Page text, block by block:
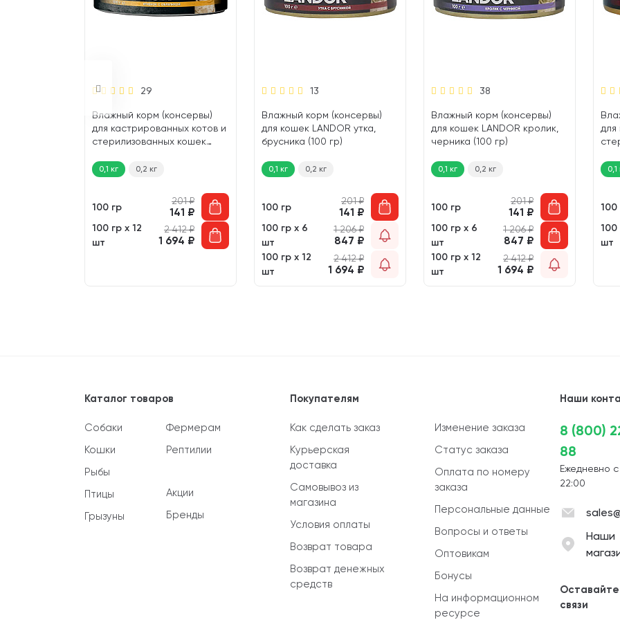
29
Влажный корм (консервы)
для кастрированных котов и
стерилизованных кошек
(100 гр)
0,1 кг 0,2 кг
100 гр
201₽
141 ₽
100 гр х 12
шт
2 412₽
1 694 ₽
13
Влажный корм (консервы)
для кошек LANDOR утка,
брусника (100 гр)
0,1 кг 0,2 кг
100 гр
201₽
141 ₽
100 гр х 6
шт
1 206₽
847 ₽
100 гр х 12
шт
2 412₽
1 694 ₽
38
Влажный корм (консервы)
для кошек LANDOR кролик,
черника (100 гр)
0,1 кг 0,2 кг
100 гр
201₽
141 ₽
100 гр х 6
шт
1 206₽
847 ₽
100 гр х 12
шт
2 412₽
1 694 ₽
для
0,1
100
100
шт
Каталог товаров
Собаки
Кошки
Рыбы
Птицы
Грызуны
Фермерам
Рептилии
Акции
Бренды
Покупателям
Как сделать заказ
Курьерская
доставка
Самовывоз из
магазина
Условия оплаты
Возврат товара
Возврат денежных
средств
Изменение заказа
Статус заказа
Оплата по номеру
заказа
Персональные данные
Вопросы и ответы
Оптовикам
Бонусы
На информационном
ресурсе
Наши
8 (800)
88
Ежедневно
22:00
Наши
связи